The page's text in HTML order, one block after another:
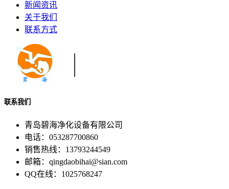
新闻资讯
关于我们
联系方式
联系我们
青岛碧海净化设备有限公司
电话：053287700860
销售热线：13793244549
邮箱：qingdaobihai@sian.com
QQ在线：1025768247